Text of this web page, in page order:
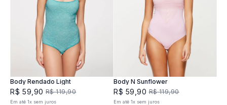
Body Rendado Light
R$ 59 90 R$ 119,90
Em até1x sem juros
Body N Sunflower
R$ 59 ,90 R$ 119,90
Em até 1x sem juros